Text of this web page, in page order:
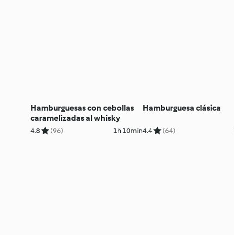
Hamburguesas con cebollas
caramelizadas al whisky
4.8 (96) 1h 10min
Hamburguesa clásica
4.4 (64)